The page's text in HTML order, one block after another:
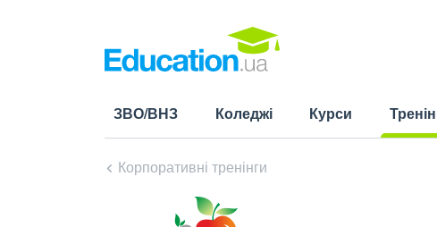
ЗВО/ВНЗ Коледжі Курси
Корпоративні тренінги